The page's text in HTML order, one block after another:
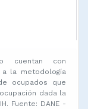
cuentan con
la metodología
ocupados que
dada la
Fuente: DANE -